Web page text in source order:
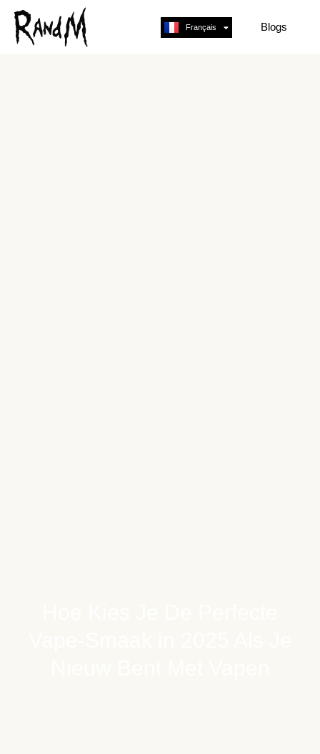
Français
English Blogs